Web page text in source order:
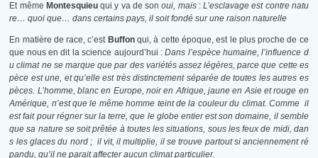
Et même Montesquieuqui y va de sonoui, mais :L’esclavage est contre natu
re… quoi que… dans certains pays, il soit fondé sur une raison naturelle
En matière de race, c’est Buffonqui, à cette époque, est le plus proche de ce
que nous en dit la science aujourd’hui :Dans l’espèce humaine, l’influence d
u climat ne se marque que par des variétés assez légères, parce que cette es
pèce est une, et qu’elle est très distinctement séparée de toutes les autres es
pèces. L’homme, blanc en Europe, noir en Afrique, jaune en Asie et rouge en
Amérique, n’est que le même homme teint de la couleur du climat. Comme il
est fait pour régner sur la terre, que le globe entier est son domaine, il semble
que sa nature se soit prêtée à toutes les situations, sous les feux de midi, dan
s les glaces du nord ; il vit, il multiplie, il se trouve partout si anciennement ré
pandu, qu’il ne parait affecter aucun climat particulier.